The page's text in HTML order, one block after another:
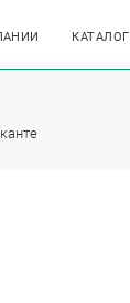
КАТАЛОГ